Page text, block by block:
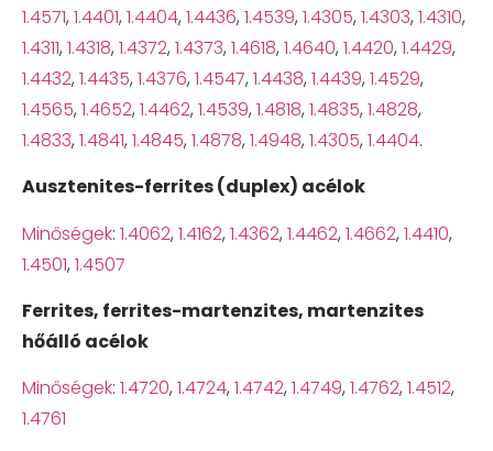
1.4571, 1.4401, 1.4404, 1.4436, 1.4539, 1.4305, 1.4303, 1.4310,
1.4311, 1.4318, 1.4372, 1.4373, 1.4618, 1.4640, 1.4420, 1.4429,
1.4432, 1.4435, 1.4376, 1.4547, 1.4438, 1.4439, 1.4529,
1.4565, 1.4652, 1.4462, 1.4539, 1.4818, 1.4835, 1.4828,
1.4833, 1.4841, 1.4845, 1.4878, 1.4948, 1.4305, 1.4404.
Ausztenites-ferrites (duplex) acélok
Minőségek: 1.4062, 1.4162, 1.4362, 1.4462, 1.4662, 1.4410,
1.4501, 1.4507
Ferrites, ferrites-martenzites, martenzites
hőálló acélok
Minőségek: 1.4720, 1.4724, 1.4742, 1.4749, 1.4762, 1.4512,
1.4761